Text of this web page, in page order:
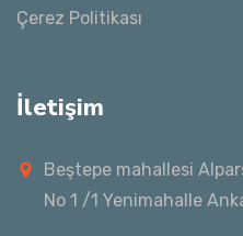
Çerez Politikası
İletişim
Beştepe mahallesi
No 1 /1 Yenimahalle